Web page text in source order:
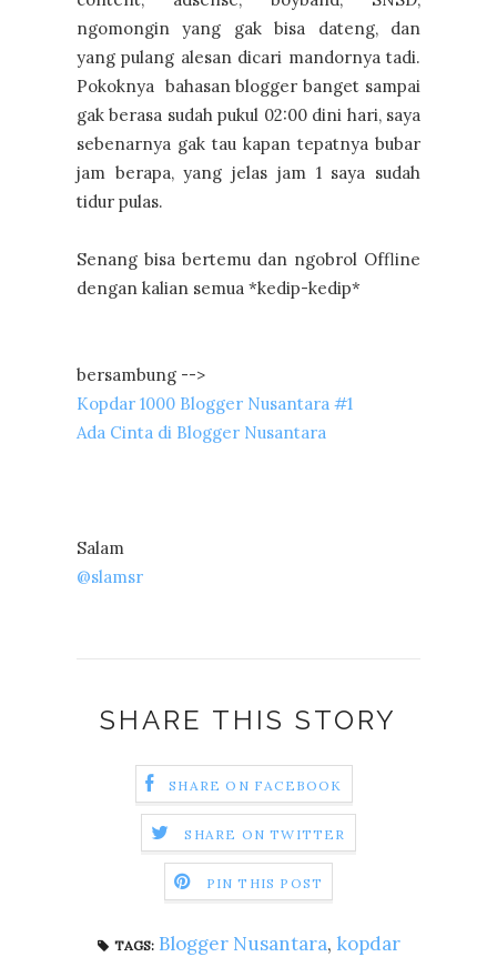
ngomongin yang gak bisa dateng, dan
yang pulang alesan dicari mandornya tadi.
Pokoknya bahasan blogger banget sampai
gak berasa sudah pukul 02:00 dini hari, saya
sebenarnya gak tau kapan tepatnya bubar
jam berapa, yang jelas jam 1 saya sudah
tidur pulas.
Senang bisa bertemu dan ngobrol Offline
dengan kalian semua *kedip-kedip*
bersambung -->
Kopdar 1000 Blogger Nusantara #1
Ada Cinta di Blogger Nusantara
Salam
@slamsr
SHARE THIS STORY
SHARE ON FACEBOOK
SHARE ON TWITTER
PIN THIS POST
TAGS: Blogger Nusantara, kopdar